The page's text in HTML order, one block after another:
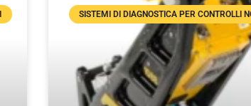
SISTEMI DI DIAGNOSTICA PER CONTROLLI